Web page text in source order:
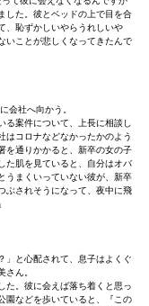
した。彼とベッドの上で目を合
、恥ずかしいやらうれしいや
ことが悲しくなってきたんで
会社へ向かう。
る案件について、上長に相談し
はコロナなどなかったかのよう
を通りかかると、新卒の女の子
た肌を見ていると、自分はオバ
うまくいっていない彼が、新卒
ぶされそうになって、夜中に飛
」と心配されて、息子はよくぐ
さん。
た。彼に会えば落ち着くと思っ
園などを歩いていると、『この